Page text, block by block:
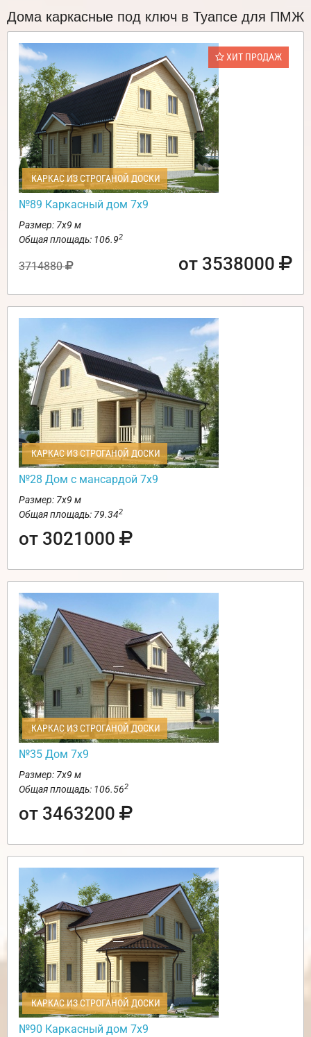
Дома каркасные под ключ в Туапсе для ПМЖ
ХИТ ПРОДАЖ
КАРКАС ИЗ СТРОГАНОЙ ДОСКИ
№89 Каркасный дом 7х9
Размер: 7х9 м
Общая площадь: 106.92
3714880 от 3538000
КАРКАС ИЗ СТРОГАНОЙ ДОСКИ
№28 Дом с мансардой 7х9
Размер: 7х9 м
Общая площадь: 79.342
от 3021000
КАРКАС ИЗ СТРОГАНОЙ ДОСКИ
№35 Дом 7х9
Размер: 7х9 м
Общая площадь: 106.562
от 3463200
КАРКАС ИЗ СТРОГАНОЙ ДОСКИ
№90 Каркасный дом 7х9